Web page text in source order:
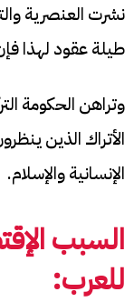
نشرت العنصرية
طيلة عقود لهذا
وتراهن الحكومة
الأتراك الذين
الإنسانية والإسلام.
السبب
للعرب: